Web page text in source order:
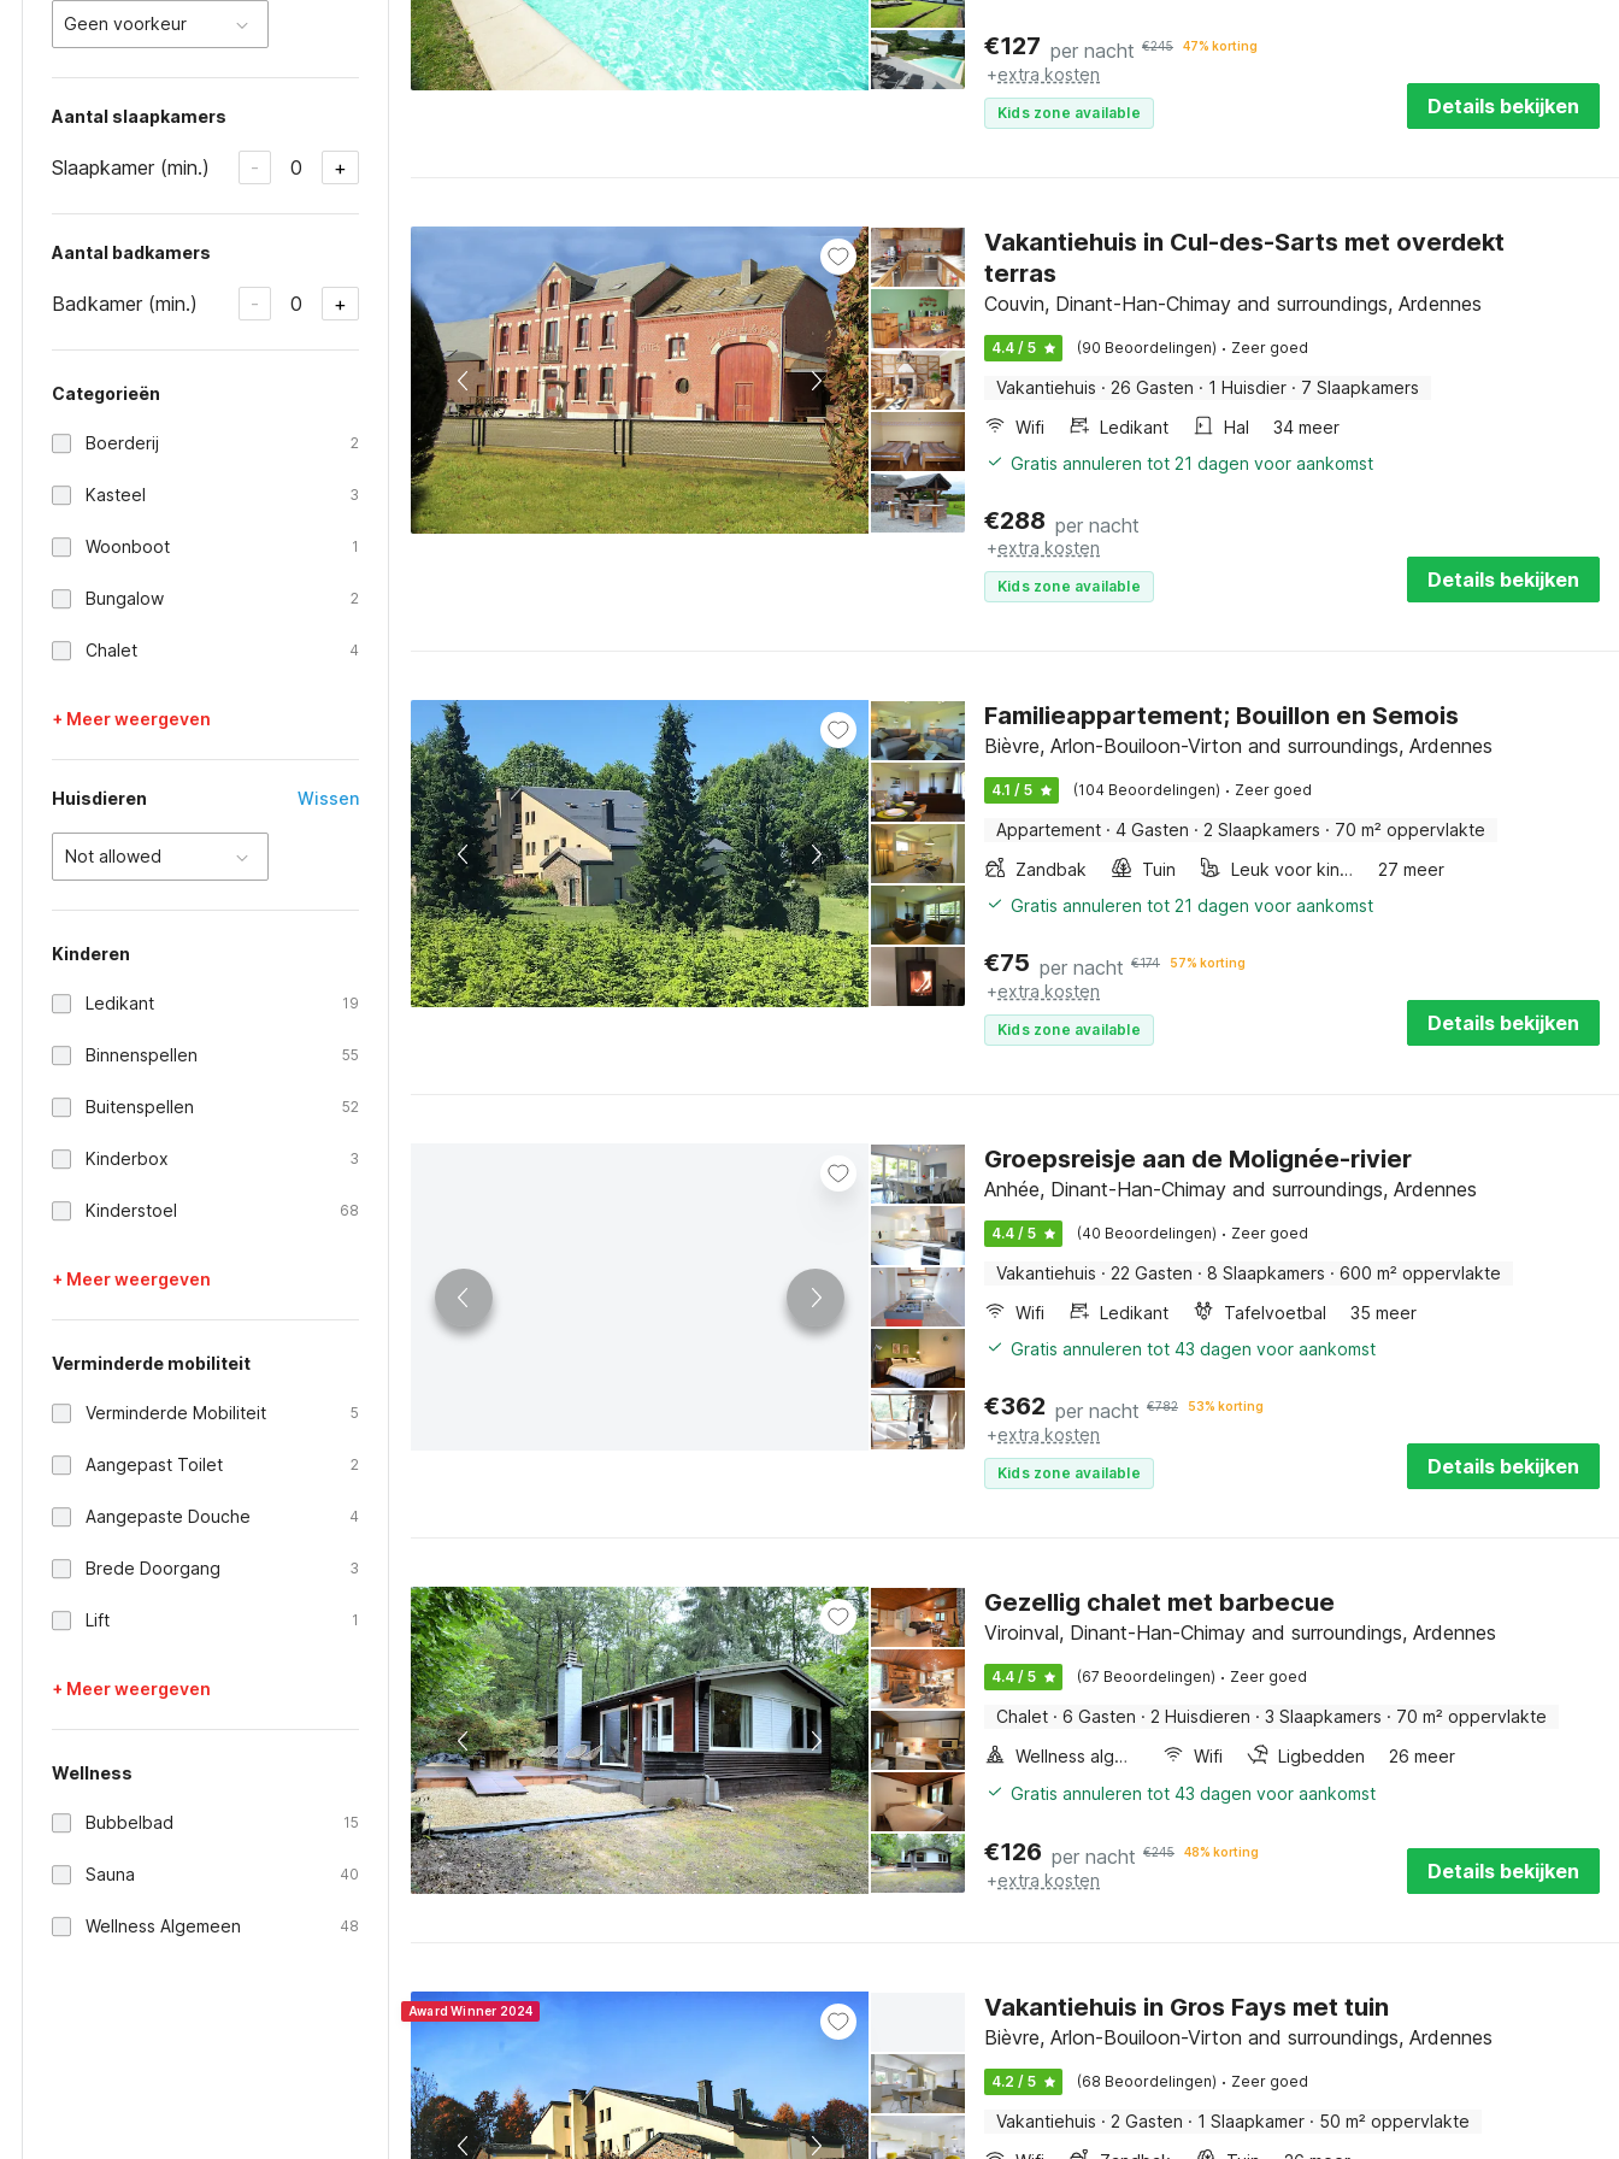
Geen voorkeur
Aantal slaapkamers
Slaapkamer (min.) - 0 +
Aantal badkamers
Badkamer (min.) - 0 +
Categorieën
Boerderij 2
Kasteel 3
Woonboot 1
Bungalow 2
Chalet 4
+ Meer weergeven
Huisdieren Wissen
Not allowed
Kinderen
Ledikant 19
Binnenspellen 55
Buitenspellen 52
Kinderbox 3
Kinderstoel 68
+ Meer weergeven
Verminderde mobiliteit
Verminderde Mobiliteit 5
Aangepast Toilet 2
Aangepaste Douche 4
Brede Doorgang 3
Lift 1
+ Meer weergeven
Wellness
Bubbelbad 15
Sauna 40
Wellness Algemeen 48
€127 per nacht €245 47% korting
+extra kosten
Kids zone available Details bekijken
Vakantiehuis in Cul-des-Sarts met overdekt
terras
Couvin, Dinant-Han-Chimay and surroundings, Ardennes
4.4 / 5 (90 Beoordelingen) · Zeer goed
Vakantiehuis · 26 Gasten · 1 Huisdier · 7 Slaapkamers
Wifi
Ledikant Hal
34 meer
Gratis annuleren tot 21 dagen voor aankomst
€288 per nacht
+extra kosten
Kids zone available Details bekijken
Familieappartement; Bouillon en Semois
Bièvre, Arlon-Bouiloon-Virton and surroundings, Ardennes
4.1 / 5 (104 Beoordelingen) · Zeer goed
Appartement · 4 Gasten · 2 Slaapkamers · 70 m² oppervlakte
Zandbak
Tuin Leuk voor kinderen
27 meer
Gratis annuleren tot 21 dagen voor aankomst
€75 per nacht €174 57% korting
+extra kosten
Kids zone available Details bekijken
Groepsreisje aan de Molignée-rivier
Anhée, Dinant-Han-Chimay and surroundings, Ardennes
4.4 / 5 (40 Beoordelingen) · Zeer goed
Vakantiehuis · 22 Gasten · 8 Slaapkamers · 600 m² oppervlakte
Wifi
Ledikant Tafelvoetbal
35 meer
Gratis annuleren tot 43 dagen voor aankomst
€362 per nacht €782 53% korting
+extra kosten
Kids zone available Details bekijken
Gezellig chalet met barbecue
Viroinval, Dinant-Han-Chimay and surroundings, Ardennes
4.4 / 5 (67 Beoordelingen) · Zeer goed
Chalet · 6 Gasten · 2 Huisdieren · 3 Slaapkamers · 70 m² oppervlakte
Wellness algemeen
Wifi Ligbedden
26 meer
Gratis annuleren tot 43 dagen voor aankomst
€126 per nacht €245 48% korting
+extra kosten Details bekijken
Award Winner 2024 Vakantiehuis in Gros Fays met tuin
Bièvre, Arlon-Bouiloon-Virton and surroundings, Ardennes
4.2 / 5 (68 Beoordelingen) · Zeer goed
Vakantiehuis · 2 Gasten · 1 Slaapkamer · 50 m² oppervlakte